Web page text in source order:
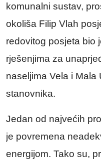
komunalni sustav,
okoliša Filip Vlah
redovitog posjeta bio
rješenjima za
naseljima Vela i Mala
stanovnika.
Jedan od najvećih
je povremena
energijom. Tako su,